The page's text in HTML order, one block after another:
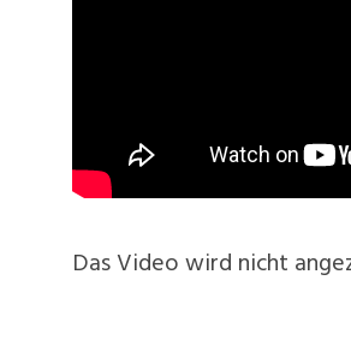
Das Video wird nicht